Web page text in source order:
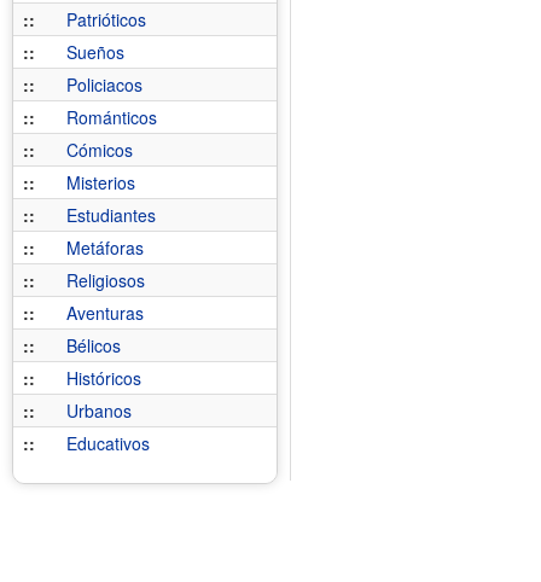
::
Patrióticos
::
Sueños
::
Policiacos
::
Románticos
::
Cómicos
::
Misterios
::
Estudiantes
::
Metáforas
::
Religiosos
::
Aventuras
::
Bélicos
::
Históricos
::
Urbanos
::
Educativos